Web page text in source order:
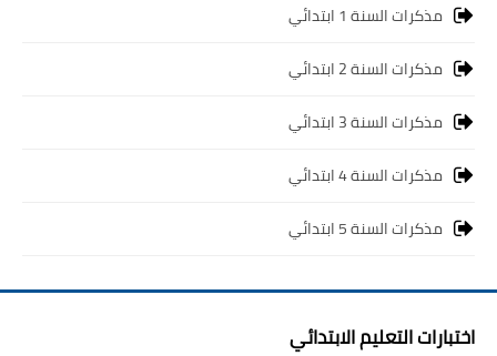
مذكرات السنة 1 ابتدائي
مذكرات السنة 2 ابتدائي
مذكرات السنة 3 ابتدائي
مذكرات السنة 4 ابتدائي
مذكرات السنة 5 ابتدائي
اختبارات التعليم الابتدائي